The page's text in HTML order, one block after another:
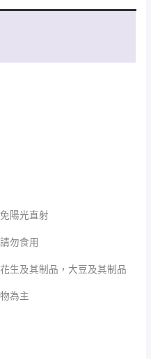
陽光直射
勿食用
生及其制品，大豆及其制品
為主